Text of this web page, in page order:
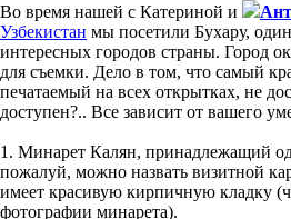
Во время нашей с Катериной и
Узбекистан мы посетили Бухару,
интересных городов страны. Город
для съемки. Дело в том, что самый
печатаемый на всех открытках, не
доступен?.. Все зависит от вашего
1. Минарет Калян, принадлежащий
пожалуй, можно назвать визитной
имеет красивую кирпичную кладку
фотографии минарета).